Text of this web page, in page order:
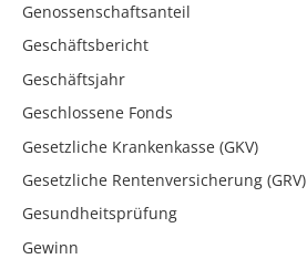
Genossenschaftsanteil
Geschäftsbericht
Geschäftsjahr
Geschlossene Fonds
Gesetzliche Krankenkasse (GKV)
Gesetzliche Rentenversicherung (GRV)
Gesundheitsprüfung
Gewinn